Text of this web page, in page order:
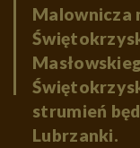
Malownicza
strumień
Lubrzanki.